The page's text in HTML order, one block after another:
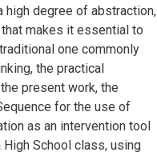
degree of abstraction,
makes it essential to
one commonly
the practical
present work, the
for the use of
as an intervention tool
School class, using